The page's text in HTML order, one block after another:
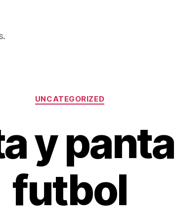
Categorías
UNCATEGORIZED
y
futbol